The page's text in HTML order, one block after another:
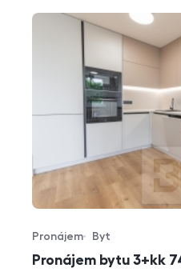
Pronájem bytu 3+kk
Typ nabídky
Pronájem
Typ nemovitosti
Byt